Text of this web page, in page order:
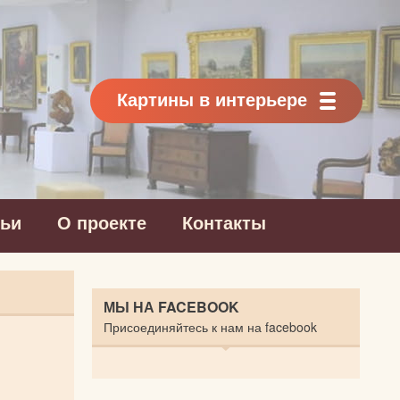
Картины в интерьере
О проекте Контакты
МЫ НА FACEBOOK
Присоединяйтесь к нам на facebook